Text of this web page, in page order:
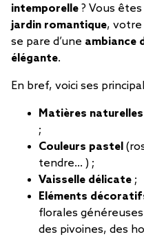
intemporelle ? Vous
jardin romantique, votre
se pare d’une ambiance
élégante.
En bref, voici ses
Matières naturelles
;
Couleurs pastel
tendre… ) ;
Vaisselle délicate ;
Eléments
florales
des pivoines, des